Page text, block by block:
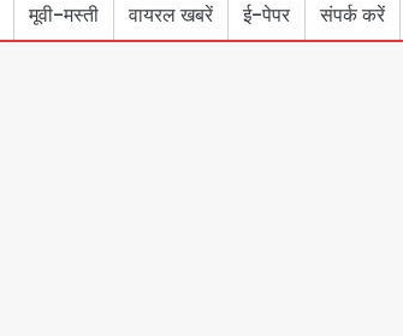
मूवी-मस्ती वायरल खबरें ई-पेपर संपर्क करें